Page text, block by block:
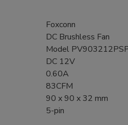
Foxconn
DC Brushless Fan
Model
DC 12V
0.60A
83CFM
90 x 90 x 32 mm
5-pin